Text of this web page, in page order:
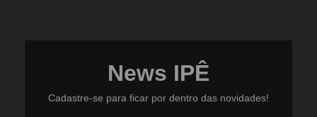
News IPÊ
Cadastre-se para ficar por dentro das novidades!